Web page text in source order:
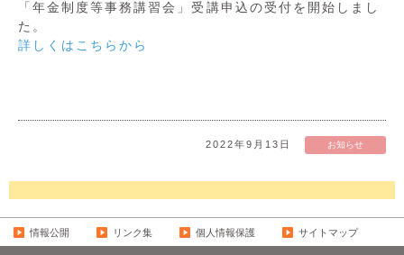
「年金制度等事務講習会」受講申込の受付を開始しまし
た。
詳しくはこちらから
2022年9月13日 お知らせ
情報公開 リンク集 個人情報保護 サイトマップ